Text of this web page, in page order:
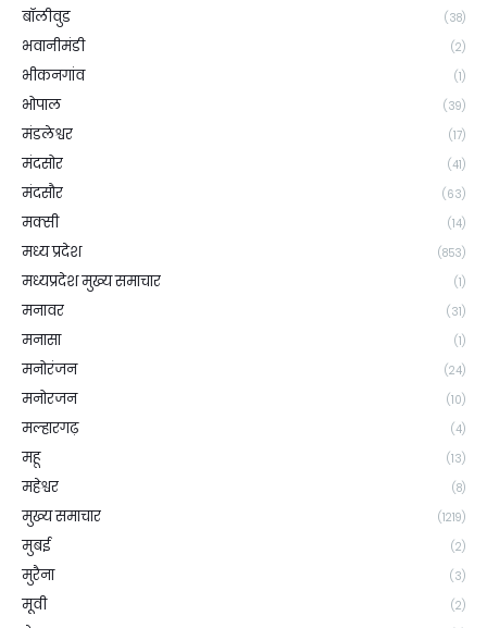
बॉलीवुड (38)
भवानीमंडी (2)
भीकनगांव (1)
भोपाल (39)
मंडलेश्वर (17)
मंदसोर (41)
मंदसौर (63)
मक्सी (14)
मध्य प्रदेश (853)
मध्यप्रदेश मुख्य समाचार (1)
मनावर (31)
मनासा (1)
मनोरंजन (24)
मनोरजन (10)
मल्हारगढ़ (4)
महू (13)
महेश्वर (8)
मुख्य समाचार (1219)
मुबई (2)
मुरैना (3)
मूवी (2)